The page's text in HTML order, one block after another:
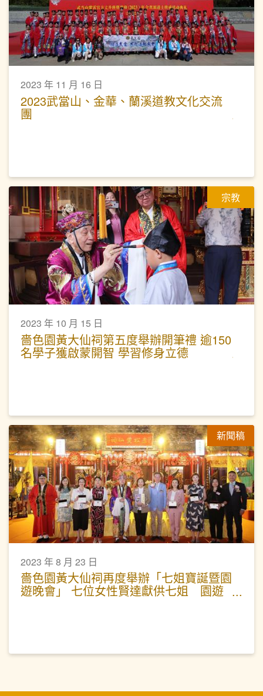
2023 年 11 月 16 日
2023武當山、金華、蘭溪道教文化交流
團
宗教
2023 年 10 月 15 日
嗇色園黃大仙祠第五度舉辦開筆禮 逾150
名學子獲啟蒙開智 學習修身立德
新聞稿
2023 年 8 月 23 日
嗇色園黃大仙祠再度舉辦「七姐寶誕暨園
遊晚會」 七位女性賢達獻供七姐 園遊